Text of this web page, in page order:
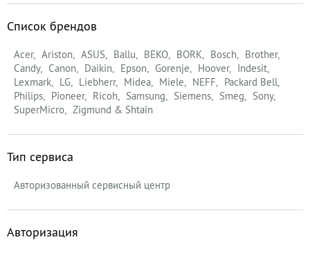
Список брендов
Acer Ariston ASUS Ballu BEKO BORK Bosch
Brother
Candy
Canon Daikin Epson Gorenje Hoover
Indesit
Lexmark
LG Liebherr Midea Miele NEFF
Packard Bell
Philips
Pioneer Ricoh Samsung Siemens Smeg
Sony
SuperMicro
Zigmund & Shtain
Тип сервиса
Авторизованный сервисный центр
Авторизация